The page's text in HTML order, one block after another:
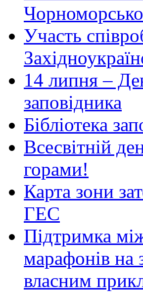
Участь
14 липня –
заповідника
Бібліотека
Всесвітній
горами!
Карта зони
ГЕС
Підтримка
марафонів на
власним